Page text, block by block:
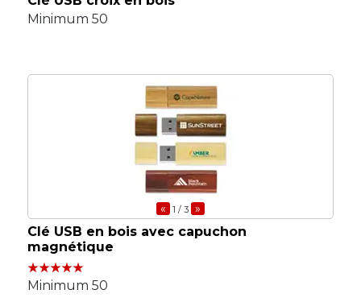
Minimum 50
« 1 / 3 »
Clé USB en bois avec capuchon
magnétique
Minimum 50